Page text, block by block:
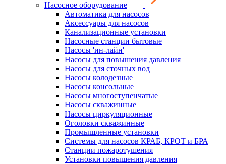
Насосное оборудование
Автоматика для насосов
Аксессуары для насосов
Канализационные установки
Насосные станции бытовые
Насосы 'ин-лайн'
Насосы для повышения давления
Насосы для сточных вод
Насосы колодезные
Насосы консольные
Насосы многоступенчатые
Насосы скважинные
Насосы циркуляционные
Оголовки скважинные
Промышленные установки
Системы для насосов КРАБ, КРОТ и БРА
Станции пожаротушения
Установки повышения давления